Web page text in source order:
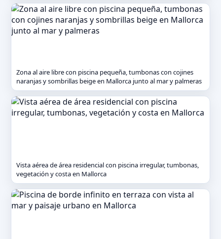
Zona al aire libre con piscina pequeña, tumbonas con cojines
naranjas y sombrillas beige en Mallorca junto al mar y palmeras
Vista aérea de área residencial con piscina irregular, tumbonas,
vegetación y costa en Mallorca